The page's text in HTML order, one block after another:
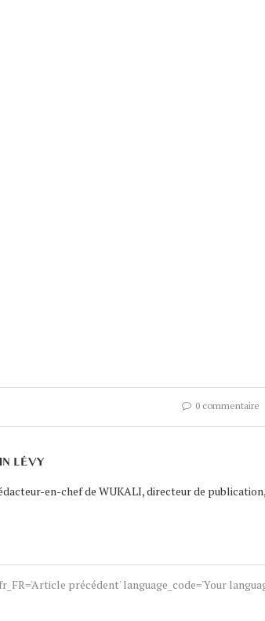
0 commentaire
LÉVY
en-chef de WUKALI, directeur de
précédent' language_code='Your